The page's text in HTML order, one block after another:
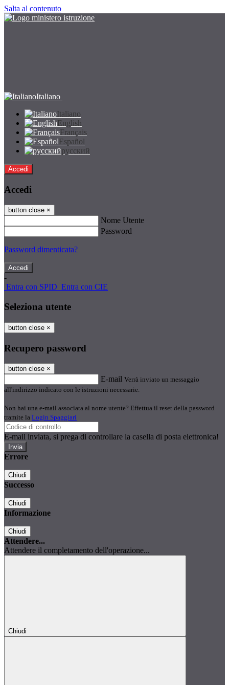
Salta al contenuto
Italiano
Italiano
English
Français
Español
русский
Accedi
Accedi
button close ×
Nome Utente
Password
Password dimenticata?
-
Entra con SPID Entra con CIE
Seleziona utente
button close ×
Recupero password
button close ×
E-mail Verrà inviato un messaggio
all'indirizzo indicato con le istruzioni necessarie.
Non hai una e-mail associata al nome utente? Effettua il reset della password
tramite la Login Spaggiari
E-mail inviata, si prega di controllare la casella di posta elettronica!
Errore
Chiudi
Successo
Chiudi
Informazione
Chiudi
Attendere...
Attendere il completamento dell'operazione...
Chiudi